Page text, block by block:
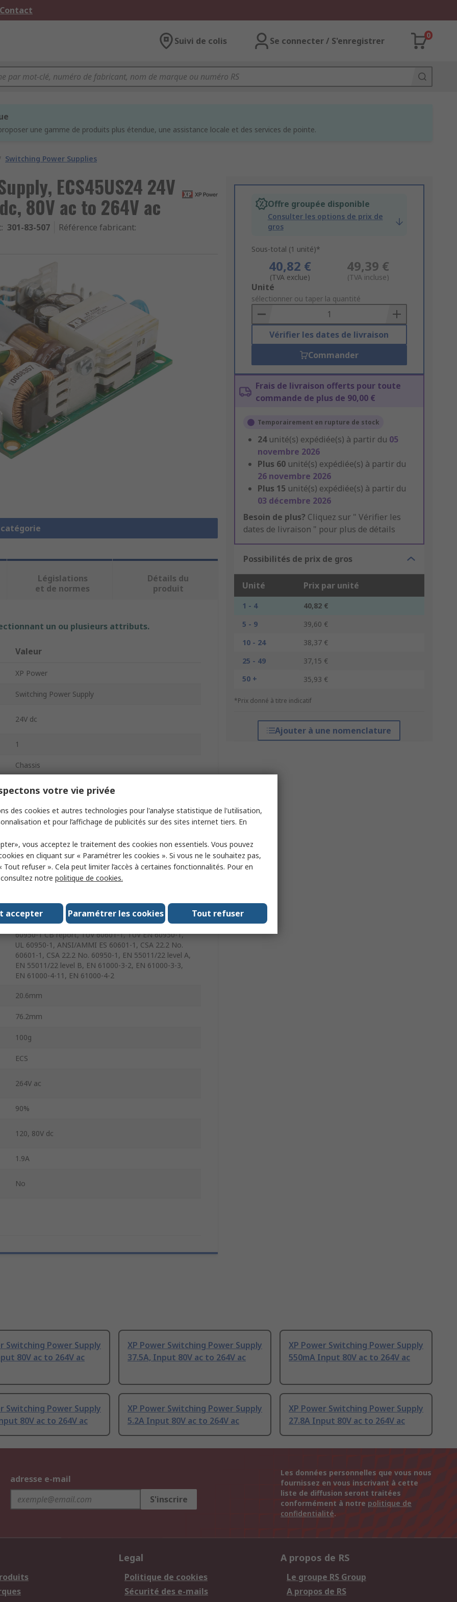
Suivi de colis Se connecter / S'enregistrer
0
une gamme de produits plus étendue, une assistance locale et des services de pointe.
Switching Power Supplies
ECS45US24 24V
80V ac to 264V ac
: 301-83-507 Référence fabricant:
Offre groupée disponible
Consulter les options de prix de
gros
Sous-total (1 unité)*
40,82 €
(TVA exclue)
49,39 €
(TVA incluse)
Add
to
Basket
Unité
sélectionner ou taper la quantité
Vérifier les dates de livraison
Commander
Frais de livraison offerts pour toute
commande de plus de 90,00 €
Temporairement en rupture de stock
24 unité(s) expédiée(s) à partir du 05
novembre 2026
Plus 60 unité(s) expédiée(s) à partir du
26 novembre 2026
Plus 15 unité(s) expédiée(s) à partir du
03 décembre 2026
Besoin de plus? Cliquez sur " Vérifier les
dates de livraison " pour plus de détails
Possibilités de prix de gros
Unité Prix par unité
1 - 4
40,82 €
5 - 9
39,60 €
10 - 24
38,37 €
25 - 49
37,15 €
50 +
35,93 €
*Prix donné à titre indicatif
Ajouter à une nomenclature
Législations
et de normes
Détails du
produit
un ou plusieurs attributs.
Valeur
XP Power
Switching Power Supply
24V dc
1
Chassis
45W
1.9A
70°C
EN 61000-4-3, EN 61000-4-4, EN 61000-4-5, EN
61000-4-6, EN 61204-3, IEC 60601-1 CB Report, IEC
60950-1 CB report, TUV 60601-1, TUV EN 60950-1,
UL 60950-1, ANSI/AMMI ES 60601-1, CSA 22.2 No.
60601-1, CSA 22.2 No. 60950-1, EN 55011/22 level A,
EN 55011/22 level B, EN 61000-3-2, EN 61000-3-3,
EN 61000-4-11, EN 61000-4-2
20.6mm
76.2mm
100g
ECS
264V ac
90%
120, 80V dc
1.9A
No
Switching Power Supply
80V ac to 264V ac
XP Power Switching Power Supply
37.5A, Input 80V ac to 264V ac
XP Power Switching Power Supply
550mA Input 80V ac to 264V ac
Switching Power Supply
80V ac to 264V ac
XP Power Switching Power Supply
5.2A Input 80V ac to 264V ac
XP Power Switching Power Supply
27.8A Input 80V ac to 264V ac
adresse e-mail
S'inscrire
Les données personnelles que vous nous
fournissez en vous inscrivant à cette
liste de diffusion seront traitées
conformément à notre politique de
confidentialité.
Legal
Politique de cookies
Sécurité des e-mails
A propos de RS
Le groupe RS Group
A propos de RS
votre vie privée
des cookies et autres technologies pour l'analyse statistique de l'utilisation,
et pour l’affichage de publicités sur des sites internet tiers. En
vous acceptez le traitement des cookies non essentiels. Vous pouvez
en cliquant sur « Paramétrer les cookies ». Si vous ne le souhaitez pas,
Tout refuser ». Cela peut limiter l’accès à certaines fonctionnalités. Pour en
notre politique de cookies.
accepter Paramétrer les cookies Tout refuser